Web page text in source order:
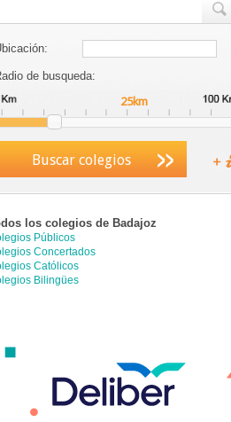
de busqueda:
Buscar colegios
los colegios de Badajoz
Públicos
Concertados
Católicos
Bilingües